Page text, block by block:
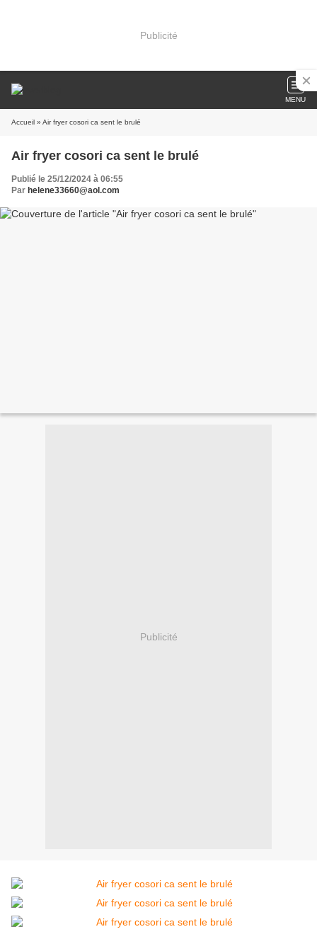
Publicité
MENU
Accueil » Air fryer cosori ca sent le brulé
Air fryer cosori ca sent le brulé
Publié le 25/12/2024 à 06:55
Par helene33660@aol.com
Publicité